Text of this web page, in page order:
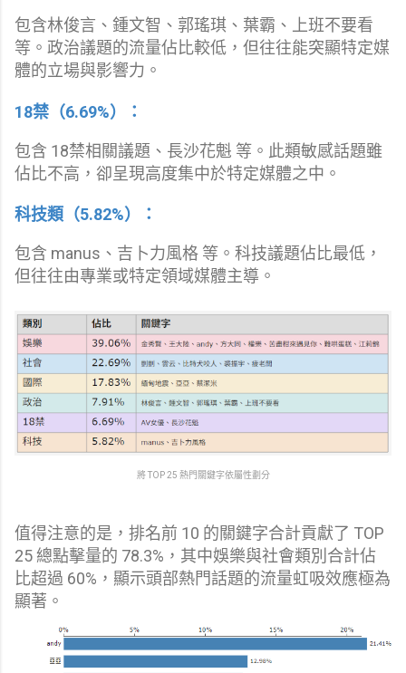
包含林俊言、鍾文智、郭瑤琪、葉霸、上班不要看
等。政治議題的流量佔比較低，但往往能突顯特定媒
體的立場與影響力。
18禁（6.69%）：
包含 18禁相關議題、長沙花魁 等。此類敏感話題雖
佔比不高，卻呈現高度集中於特定媒體之中。
科技類（5.82%）：
包含 manus、吉卜力風格 等。科技議題佔比最低，
但往往由專業或特定領域媒體主導。
將 TOP 25 熱門關鍵字依屬性劃分
值得注意的是，排名前 10 的關鍵字合計貢獻了 TOP
25 總點擊量的 78.3%，其中娛樂與社會類別合計佔
比超過 60%，顯示頭部熱門話題的流量虹吸效應極為
顯著。